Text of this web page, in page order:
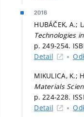
2016
HUBÁČEK, A.;
Technologies
p. 249-254.
Detail
MIKULICA, K.;
Materials
p. 224-228.
Detail